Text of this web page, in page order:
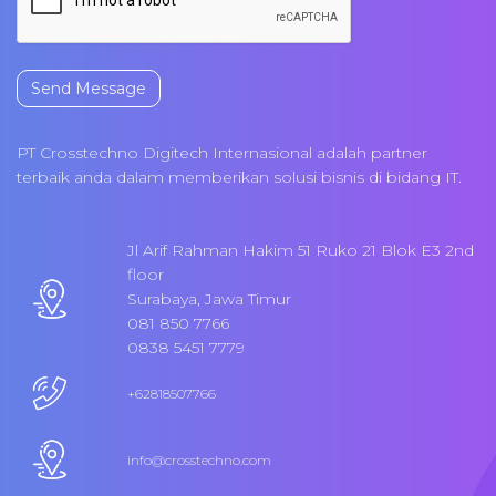
Send Message
PT Crosstechno Digitech Internasional adalah partner
terbaik anda dalam memberikan solusi bisnis di bidang IT.
Jl Arif Rahman Hakim 51 Ruko 21 Blok E3 2nd
floor
Surabaya, Jawa Timur
081 850 7766
0838 5451 7779
+62818507766
info@crosstechno.com